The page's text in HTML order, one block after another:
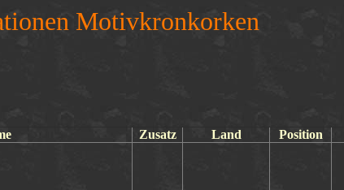
Motivkronkorken
Zusatz Land Position